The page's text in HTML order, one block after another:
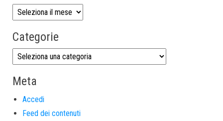
Categorie
Meta
Accedi
Feed dei contenuti